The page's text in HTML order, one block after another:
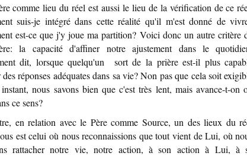
comme lieu du réel est aussi le lieu de la vérification de ce
suis-je intégré dans cette réalité qu'il m'est donné de
est-ce que j'y joue ma partition? Voici donc un autre critère
la capacité d'affiner notre ajustement dans le
dit, lorsque quelqu'un sort de la prière est-il plus
réponses adéquates dans sa vie? Non pas que cela soit
nous savons bien que c'est très lent, mais avance-t-on
ce sens?
en relation avec le Père comme Source, un des lieux du
est celui où nous reconnaissions que tout vient de Lui, où
rattacher notre vie, notre action, à son action à Lui, à